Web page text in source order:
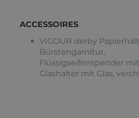
ACCESSOIRES
VIGOUR derby
Bürstengarnitur,
Flüssigseifenspender
Glashalter mit Glas,